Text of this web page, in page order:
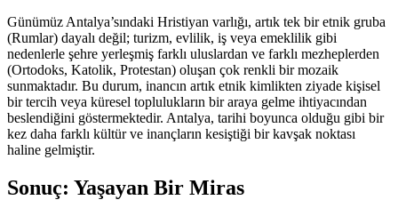
Günümüz Antalya’sındaki Hristiyan varlığı, artık tek bir etnik gruba
(Rumlar) dayalı değil; turizm, evlilik, iş veya emeklilik gibi
nedenlerle şehre yerleşmiş farklı uluslardan ve farklı mezheplerden
(Ortodoks, Katolik, Protestan) oluşan çok renkli bir mozaik
sunmaktadır. Bu durum, inancın artık etnik kimlikten ziyade kişisel
bir tercih veya küresel toplulukların bir araya gelme ihtiyacından
beslendiğini göstermektedir. Antalya, tarihi boyunca olduğu gibi bir
kez daha farklı kültür ve inançların kesiştiği bir kavşak noktası
haline gelmiştir.
Sonuç: Yaşayan Bir Miras